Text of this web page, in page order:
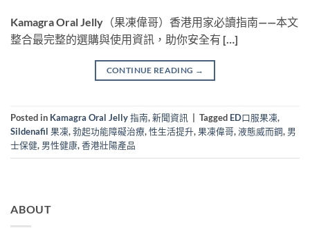
Kamagra Oral Jelly（果凍偉哥）香港用家必讀指南——本文
整合最完整的選購與使用資訊，助你安全有 […]
CONTINUE READING →
Posted in Kamagra Oral Jelly 指南,新聞資訊 Tagged ED口服果凍,
Sildenafil 果凍,勃起功能障礙治療,性生活提升,果凍偉哥,液態威而鋼, 男
士保健, 男性健康,香港壯陽產品
ABOUT